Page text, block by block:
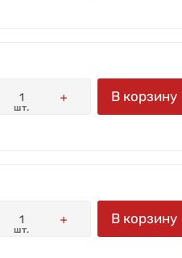
шт.
В корзину
шт.
В корзину